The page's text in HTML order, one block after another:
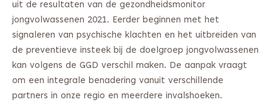
uit de resultaten van de gezondheidsmonitor
jongvolwassenen 2021. Eerder beginnen met het
signaleren van psychische klachten en het uitbreiden van
de preventieve insteek bij de doelgroep jongvolwassenen
kan volgens de GGD verschil maken. De aanpak vraagt
om een integrale benadering vanuit verschillende
partners in onze regio en meerdere invalshoeken.